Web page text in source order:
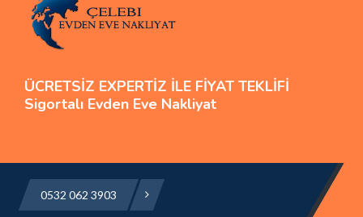
ÜCRETSİZ EXPERTİZ İLE FİYAT TEKLİFİ
Sigortalı Evden Eve Nakliyat
0532 062 3903